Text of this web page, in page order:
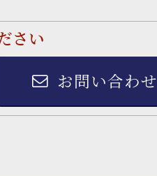
さい
お問い合わせ